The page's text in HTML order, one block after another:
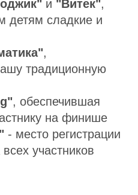
и "Витек",
детям сладкие и
,
традиционную
, обеспечившая
на финише
- место регистрации
участников